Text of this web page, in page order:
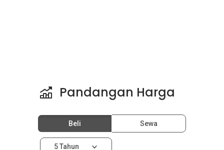
Pandangan Harga
Beli Sewa
5 Tahun